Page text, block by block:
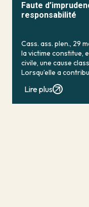
Faute
responsabilité
Cass. ass. plen., 29
la victime constitue,
civile, une cause
Lorsqu’elle a
conduit en principe à
Lire plus